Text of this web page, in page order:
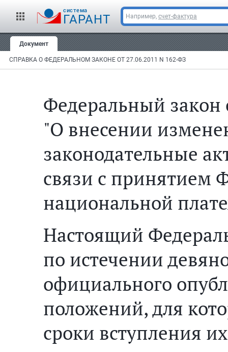
cистема
ГАРАНТ Например, счет-фактура
Документ
СПРАВКА О ФЕДЕРАЛЬНОМ ЗАКОНЕ ОТ 27.06.2011 N 162-ФЗ
Федеральный закон
"О внесении
законодательные
связи с принятием
национальной
Настоящий
по истечении
официального
положений, для
сроки вступления